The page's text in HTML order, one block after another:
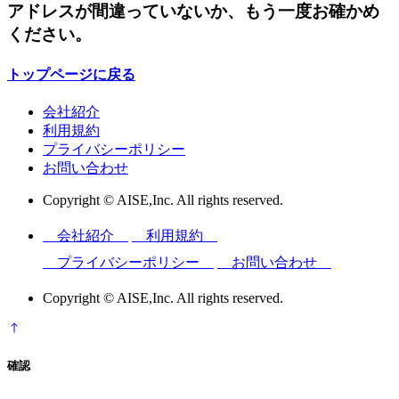
アドレスが間違っていないか、もう一度お確かめ
ください。
トップページに戻る
会社紹介
利用規約
プライバシーポリシー
お問い合わせ
Copyright © AISE,Inc. All rights reserved.
会社紹介
利用規約
プライバシーポリシー
お問い合わせ
Copyright © AISE,Inc. All rights reserved.
確認